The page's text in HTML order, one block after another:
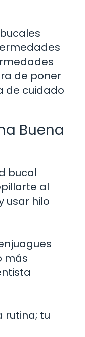
de poner
de cuidado
Buena
bucal
al
usar hilo
más
rutina; tu